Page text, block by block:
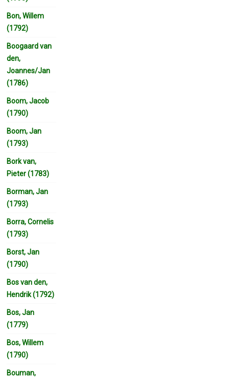
Bon, Willem
(1792)
Boogaard van
den,
Joannes/Jan
(1786)
Boom, Jacob
(1790)
Boom, Jan
(1793)
Bork van,
Pieter (1783)
Borman, Jan
(1793)
Borra, Cornelis
(1793)
Borst, Jan
(1790)
Bos van den,
Hendrik (1792)
Bos, Jan
(1779)
Bos, Willem
(1790)
Bouman,